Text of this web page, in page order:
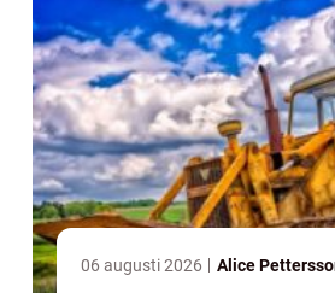
06 augusti 2026 Alice